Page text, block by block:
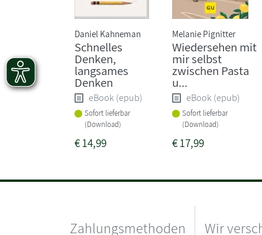
Daniel Kahneman
Schnelles
Denken,
langsames
Denken
eBook (epub)
Sofort lieferbar
(Download)
€14,99
Melanie Pignitter
Wiedersehen mit
mir selbst
zwischen Pasta
u...
eBook (epub)
Sofort lieferbar
(Download)
€17,99
Zahlungsmethoden Wir